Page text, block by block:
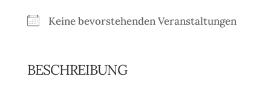
Keine bevorstehenden Veranstaltungen
BESCHREIBUNG